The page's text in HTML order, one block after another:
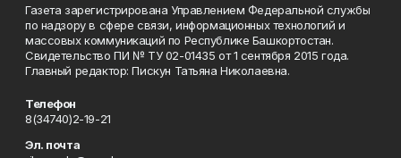
Газета зарегистрирована Управлением Федеральной службы
по надзору в сфере связи, информационных технологий и
массовых коммуникаций по Республике Башкортостан.
Свидетельство ПИ № ТУ 02-01435 от 1 сентября 2015 года.
Главный редактор: Пискун Татьяна Николаевна.
Телефон
8(34740)2-19-21
Эл. почта